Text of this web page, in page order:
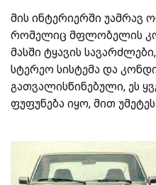
მის ინტერიერში უამრავ
რომელიც მფლობელის
მასში ტყავის
სტერეო სისტემა და
გათვალისწინებული, ეს
ფუფუნება იყო, მით